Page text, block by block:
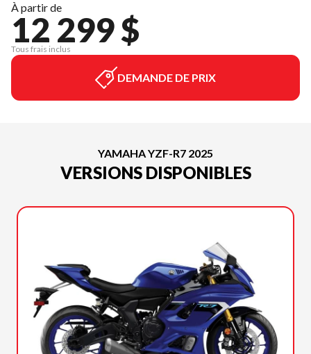
À partir de
12 299 $
Tous frais inclus
DEMANDE DE PRIX
YAMAHA YZF-R7 2025
VERSIONS DISPONIBLES